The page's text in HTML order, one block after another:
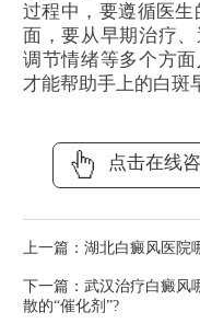
过程中，要遵循医
面，要从早期治疗、
调节情绪等多个方
才能帮助手上的白斑
点击在线
上一篇： 湖北白癜风医院
下一篇： 武汉治疗白癜风
散的“催化剂”?